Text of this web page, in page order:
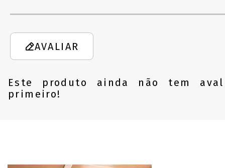
AVALIAR
Este produto ainda não tem
primeiro!